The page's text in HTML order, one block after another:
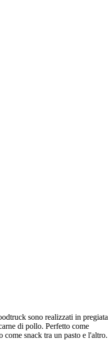
sono realizzati in pregiata
di pollo. Perfetto come
come snack tra un pasto e l'altro.